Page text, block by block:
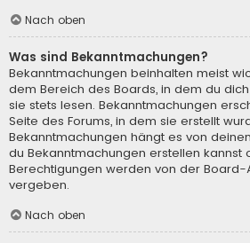
Nach oben
Was sind Bekanntmachungen?
Bekanntmachungen beinhalten meist
dem Bereich des Boards, in dem du
sie stets lesen. Bekanntmachungen
Seite des Forums, in dem sie erstellt
Bekanntmachungen hängt es von
du Bekanntmachungen erstellen kannst
Berechtigungen werden von der Board-
vergeben.
Nach oben